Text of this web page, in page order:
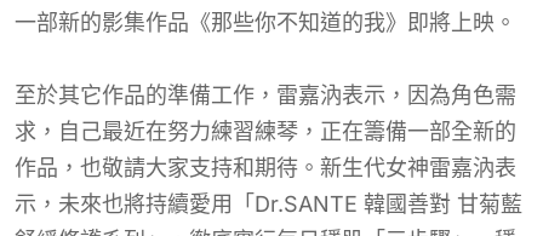
一部新的影集作品《那些你不知道的我》即將上映。
至於其它作品的準備工作，雷嘉汭表示，因為角色需
求，自己最近在努力練習練琴，正在籌備一部全新的
作品，也敬請大家支持和期待。新生代女神雷嘉汭表
示，未來也將持續愛用「Dr.SANTE 韓國善對 甘菊藍